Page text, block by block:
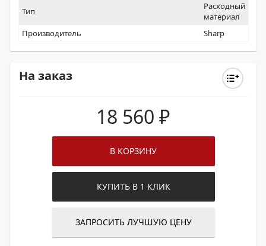
Тип
Расходный
материал
Производитель
Sharp
На заказ
18 560 ₽
В КОРЗИНУ
КУПИТЬ В 1 КЛИК
ЗАПРОСИТЬ ЛУЧШУЮ ЦЕНУ